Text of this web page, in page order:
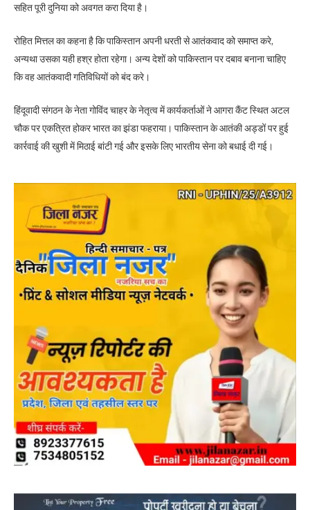
सहित पूरी दुनिया को अवगत करा दिया है।
रोहित मित्तल का कहना है कि पाकिस्तान अपनी धरती से आतंकवाद को समाप्त करे,
अन्यथा उसका यही हश्र होता रहेगा। अन्य देशों को पाकिस्तान पर दबाव बनाना चाहिए
कि वह आतंकवादी गतिविधियों को बंद करे।
हिंदूवादी संगठन के नेता गोविंद चाहर के नेतृत्व में कार्यकर्ताओं ने आगरा कैंट स्थित अटल
चौक पर एकत्रित होकर भारत का झंडा फहराया। पाकिस्तान के आतंकी अड्डों पर हुई
कार्रवाई की खुशी में मिठाई बांटी गई और इसके लिए भारतीय सेना को बधाई दी गई।